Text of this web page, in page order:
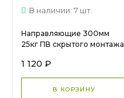
В наличии: 7 шт.
Направляющие 300мм
25кг ПВ скрытого монтажа
арт.17255 МС 1725
1 120 ₽
В КОРЗИНУ